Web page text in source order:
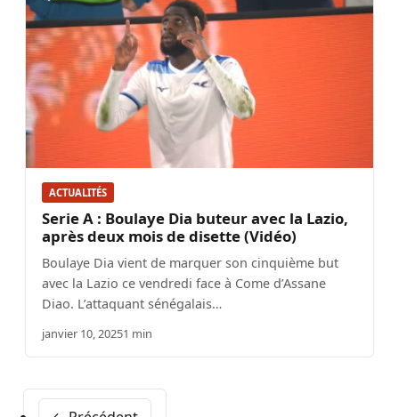
ACTUALITÉS
Serie A : Boulaye Dia buteur avec la Lazio,
après deux mois de disette (Vidéo)
Boulaye Dia vient de marquer son cinquième but
avec la Lazio ce vendredi face à Come d’Assane
Diao. L’attaquant sénégalais…
janvier 10, 20251 min